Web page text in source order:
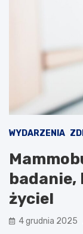
WYDARZENIA
życie!
4 grudnia 2025